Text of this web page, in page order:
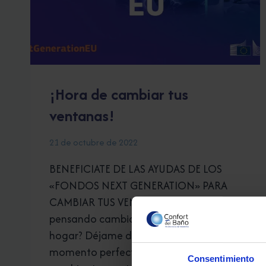
Consentimiento
¡Hora de cambiar tus
ventanas!
21 de octubre de 2022
BENEFICIATE DE LAS AYUDAS DE LOS
«FONDOS NEXT GENERATION» PARA
CAMBIAR TUS VENTANAS ¿Estabas
pensando cambiar tus ventanas del
hogar? Déjame decirte que es el
momento perfecto. ¿Conocías que